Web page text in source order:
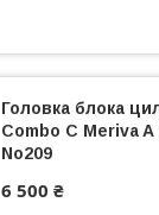
Головка блока
Combo C Meriva A
No209
6 500 ₴